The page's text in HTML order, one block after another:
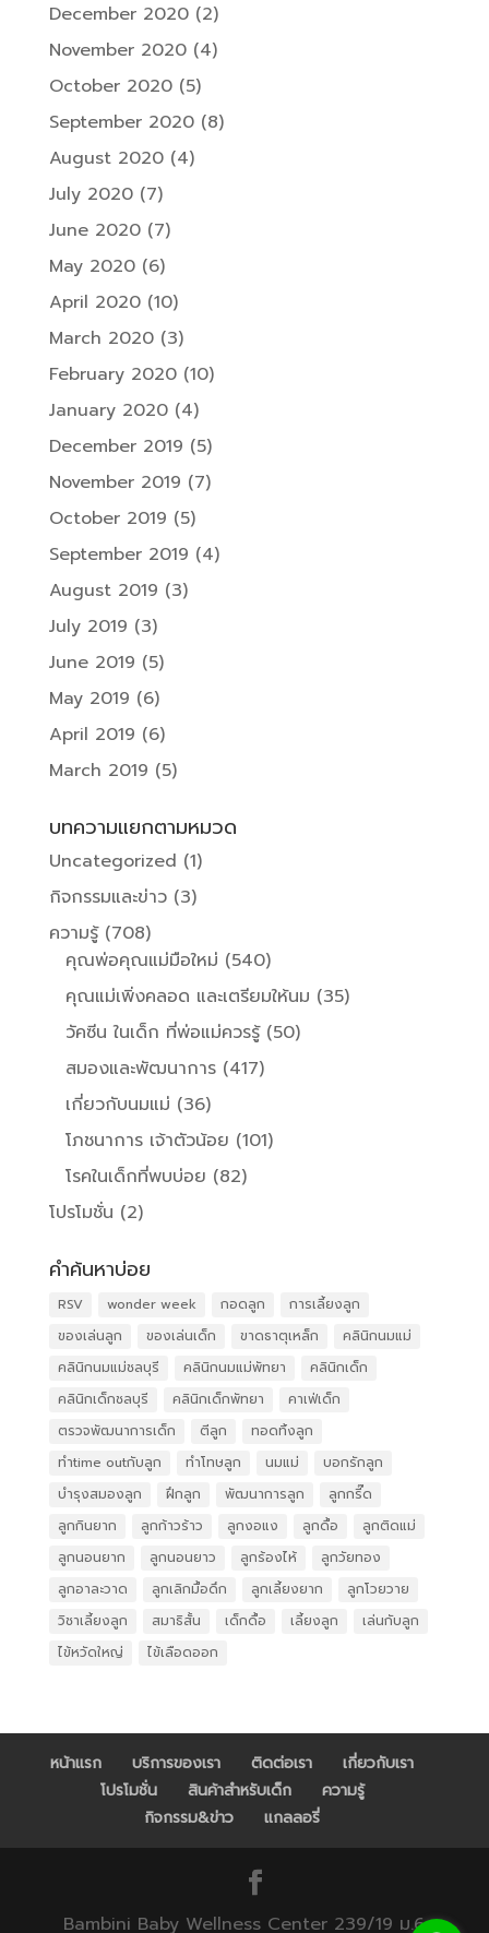
December 2020(2)
November 2020(4)
October 2020(5)
September 2020(8)
August 2020(4)
July 2020(7)
June 2020(7)
May 2020(6)
April 2020(10)
March 2020(3)
February 2020(10)
January 2020(4)
December 2019 (5)
November 2019 (7)
October 2019 (5)
September 2019 (4)
August 2019 (3)
July 2019 (3)
June 2019 (5)
May 2019 (6)
April 2019 (6)
March 2019 (5)
บทความแยกตามหมวด
Uncategorized (1)
กิจกรรมและข่าว(3)
ความรู้(708)
คุณพ่อคุณแม่มือใหม่ (540)
คุณแม่เพิ่งคลอด และเตรียมให้นม (35)
วัคซีน ในเด็ก ที่พ่อแม่ควรรู้(50)
สมองและพัฒนาการ(417)
เกี่ยวกับนมแม่ (36)
โภชนาการ เจ้าตัวน้อย (101)
โรคในเด็กที่พบบ่อย (82)
โปรโมชั่น (2)
คำค้นหาบ่อย
RSV wonder week กอดลูก
การเลี้ยงลูก
ของเล่นลูก
ของเล่นเด็ก ขาดธาตุเหล็ก
คลินิกนมแม่
คลินิกนมแม่ชลบุรี
คลินิกนมแม่พัทยา
คลินิกเด็ก
คลินิกเด็กชลบุรี
คลินิกเด็กพัทยา
คาเฟ่เด็ก
ตรวจพัฒนาการเด็ก
ตีลูก
ทอดทิ้งลูก
ทำtime outกับลูก
ทำโทษลูก นมแม่
บอกรักลูก
บำรุงสมองลูก
ฝึกลูก พัฒนาการลูก
ลูกกรี๊ด
ลูกกินยาก
ลูกก้าวร้าว ลูกงอแง ลูกดื้อ
ลูกติดแม่
ลูกนอนยาก
ลูกนอนยาว ลูกร้องไห้
ลูกวัยทอง
ลูกอาละวาด
ลูกเลิกมื้อดึก ลูกเลี้ยงยาก
ลูกโวยวาย
วิชาเลี้ยงลูก
สมาธิสั้น เด็กดื้อ เลี้ยงลูก
เล่นกับลูก
ไข้หวัดใหญ่
ไข้เลือดออก
หน้าแรก บริการของเรา ติดต่อเรา
เกี่ยวกับเรา
โปรโมชั่น
สินค้าสำหรับเด็ก
ความรู้
กิจกรรม&ข่าว
แกลลอรี่
Bambini Baby Wellness Center 239/19 ม.6